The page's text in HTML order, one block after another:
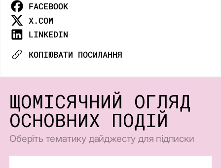
FACEBOOK
X.COM
LINKEDIN
КОПІЮВАТИ ПОСИЛАННЯ
ЩОМІСЯЧНИЙ ОГЛЯД
ОСНОВНИХ ПОДІЙ
Оберіть тематику дайджесту для підписки